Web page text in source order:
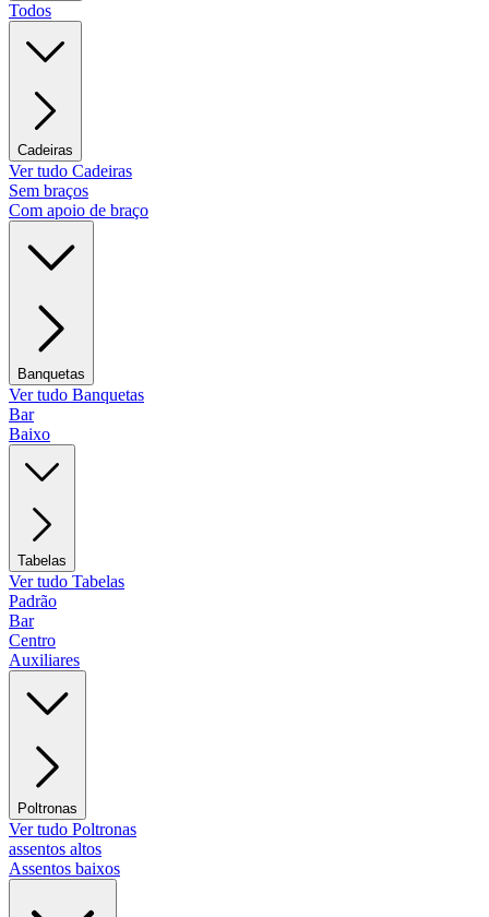
Todos
Cadeiras
Ver tudo Cadeiras
Sem braços
Com apoio de braço
Banquetas
Ver tudo Banquetas
Bar
Baixo
Tabelas
Ver tudo Tabelas
Padrão
Bar
Centro
Auxiliares
Poltronas
Ver tudo Poltronas
assentos altos
Assentos baixos